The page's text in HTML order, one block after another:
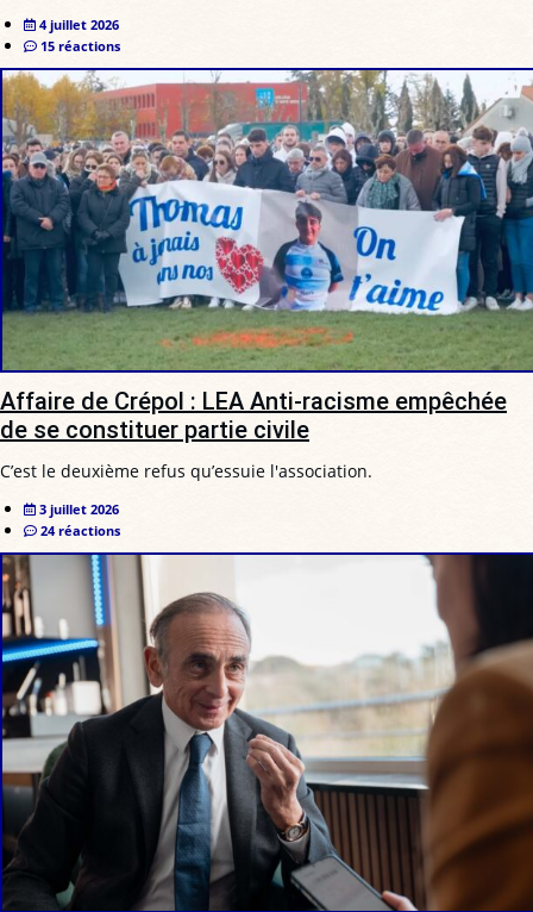
4 juillet 2026
15 réactions
Affaire de Crépol : LEA Anti-racisme empêchée
de se constituer partie civile
C’est le deuxième refus qu’essuie l'association.
3 juillet 2026
24 réactions